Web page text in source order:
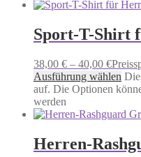
Sport-T-Shirt
38,00 € – 40,00 €
Ausführung wählen
auf. Die Optionen
werden
Herren-